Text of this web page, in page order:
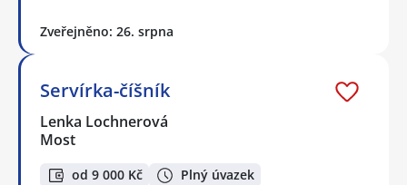
Zveřejněno: 26. srpna
Servírka-číšník
Lenka Lochnerová
Most
od 9 000 Kč Plný úvazek